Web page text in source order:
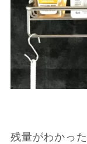
残量がわかっ